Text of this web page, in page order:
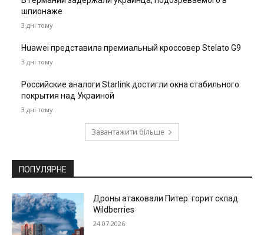
шпионаже
3 дні тому
Huawei представила премиальный кроссовер Stelato G9
3 дні тому
Российские аналоги Starlink достигли окна стабильного
покрытия над Украиной
3 дні тому
Завантажити більше
ПОПУЛЯРНЕ
Дроны атаковали Питер: горит склад
Wildberries
24.07.2026